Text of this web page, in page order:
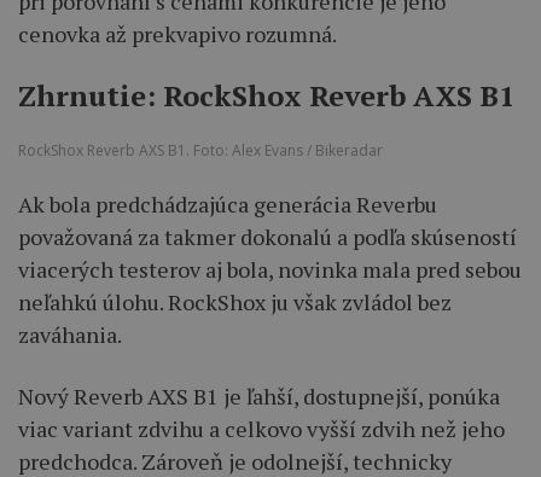
cenovka až prekvapivo rozumná.
Zhrnutie: RockShox Reverb AXS B1
RockShox Reverb AXS B1. Foto: Alex Evans / Bikeradar
Ak bola predchádzajúca generácia Reverbu
považovaná za takmer dokonalú a podľa skúseností
viacerých testerov aj bola, novinka mala pred sebou
neľahkú úlohu. RockShox ju však zvládol bez
zaváhania.
Nový Reverb AXS B1 je ľahší, dostupnejší, ponúka
viac variant zdvihu a celkovo vyšší zdvih než jeho
predchodca. Zároveň je odolnejší, technicky